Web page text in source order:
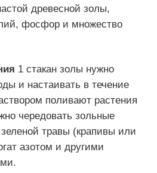
древесной золы,
фосфор и множество
1 стакан золы нужно
и настаивать в течение
поливают растения
чередовать зольные
травы (крапивы или
азотом и другими